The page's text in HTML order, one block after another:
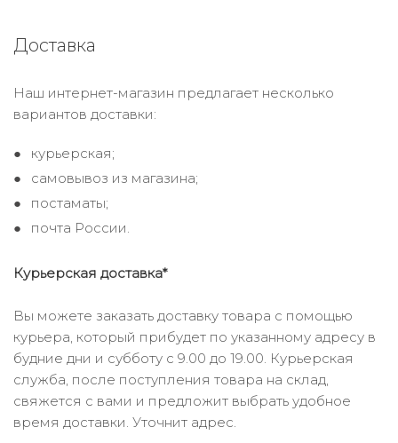
Доставка
Наш интернет-магазин предлагает несколько
вариантов доставки:
курьерская;
самовывоз из магазина;
постаматы;
почта России.
Курьерская доставка*
Вы можете заказать доставку товара с помощью
курьера, который прибудет по указанному адресу в
будние дни и субботу с 9.00 до 19.00. Курьерская
служба, после поступления товара на склад,
свяжется с вами и предложит выбрать удобное
время доставки. Уточнит адрес.